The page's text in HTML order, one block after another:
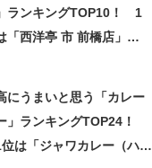
ランキングTOP10！ 1
「西洋亭 市 前橋店」
にうまいと思う「カレー
」ランキングTOP24！
は「ジャワカレー（ハウ